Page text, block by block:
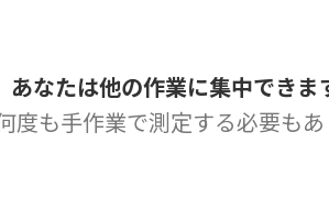
なたは他の作業に集中できま
も手作業で測定する必要も